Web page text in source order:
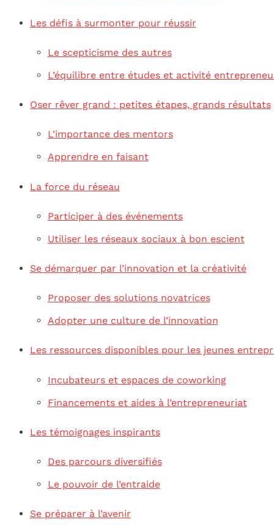
Les défis à surmonter pour réussir
Le scepticisme des autres
L’équilibre entre études et activité
Oser rêver grand : petites étapes, grands résultats
L’importance des mentors
Apprendre en faisant
La force du réseau
Participer à des événements
Utiliser les réseaux sociaux à bon escient
Se démarquer par l’innovation et la créativité
Proposer des solutions novatrices
Adopter une culture de l’innovation
Les ressources disponibles pour les jeunes
Incubateurs et espaces de coworking
Financements et aides à l’entrepreneuriat
Les témoignages inspirants
Des parcours diversifiés
Le pouvoir de l’entraide
Se préparer à l’avenir